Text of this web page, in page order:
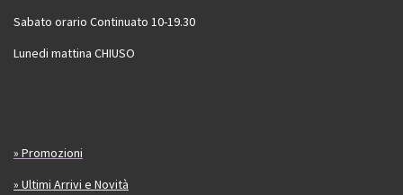
Sabato orario Continuato 10-19.30
Lunedi mattina CHIUSO
» Promozioni
» Ultimi Arrivi e Novità